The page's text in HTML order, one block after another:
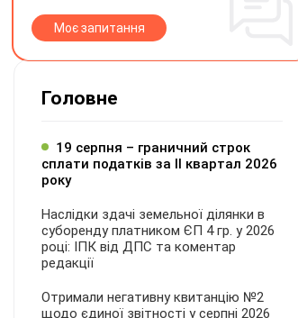
Моє запитання
Головне
19 серпня – граничний строк
сплати податків за ІI квартал 2026
року
Наслідки здачі земельної ділянки в
суборенду платником ЄП 4 гр. у 2026
році: ІПК від ДПС та коментар
редакції
Отримали негативну квитанцію №2
щодо єдиної звітності у серпні 2026